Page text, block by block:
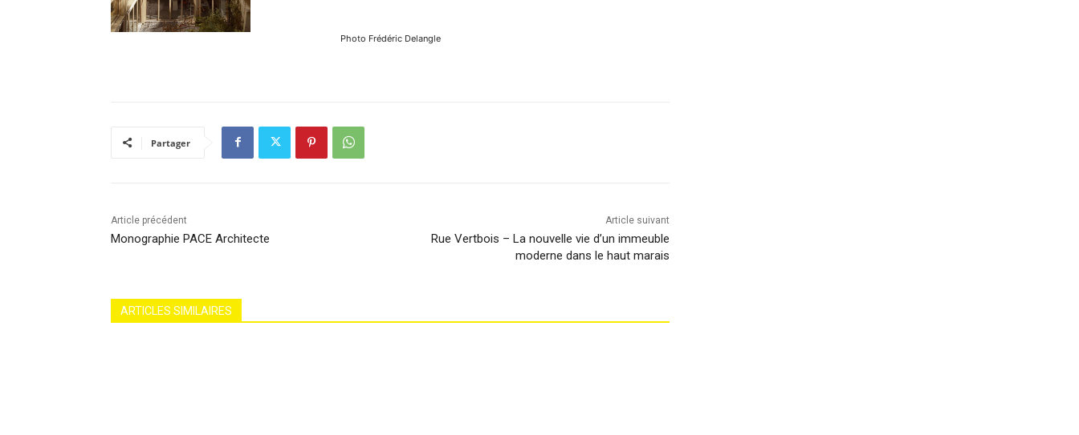
Photo Frédéric Delangle
Partager
Article précédent
Monographie PACE Architecte
Article suivant
Rue Vertbois – La nouvelle vie d’un immeuble
moderne dans le haut marais
ARTICLES SIMILAIRES